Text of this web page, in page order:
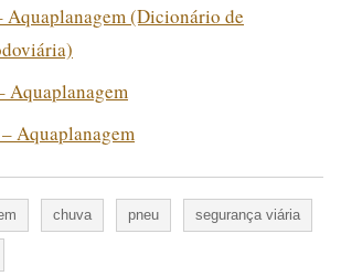
Aquaplanagem (Dicionário de
Aquaplanagem
Aquaplanagem
chuva pneu segurança viária